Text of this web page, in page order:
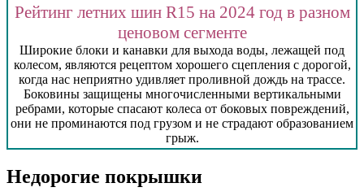
Рейтинг летних шин R15 на 2024 год в разном
ценовом сегменте
Широкие блоки и канавки для выхода воды, лежащей под
колесом, являются рецептом хорошего сцепления с дорогой,
когда нас неприятно удивляет проливной дождь на трассе.
Боковины защищены многочисленными вертикальными
ребрами, которые спасают колеса от боковых повреждений,
они не проминаются под грузом и не страдают образованием
грыж.
Недорогие покрышки